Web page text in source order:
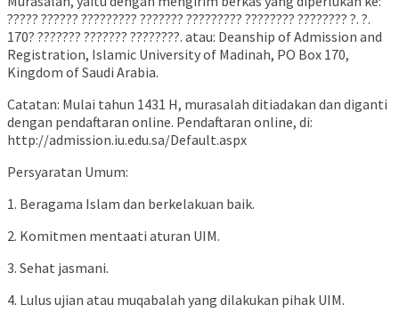
????? ?????? ????????? ??????? ????????? ???????? ???????? ?. ?.
170? ??????? ??????? ????????. atau: Deanship of Admission and
Registration, Islamic University of Madinah, PO Box 170,
Kingdom of Saudi Arabia.
Catatan: Mulai tahun 1431 H, murasalah ditiadakan dan diganti
dengan pendaftaran online. Pendaftaran online, di:
http://admission.iu.edu.sa/Default.aspx
Persyaratan Umum:
1. Beragama Islam dan berkelakuan baik.
2. Komitmen mentaati aturan UIM.
3. Sehat jasmani.
4. Lulus ujian atau muqabalah yang dilakukan pihak UIM.